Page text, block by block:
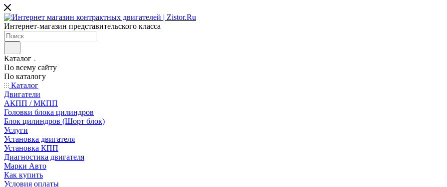
Интернет-магазин представительского класса
Каталог
По всему сайту
По каталогу
Каталог
Двигатели
АКПП / МКПП
Головки блока цилиндров
Блок цилиндров (Шорт блок)
Услуги
Установка двигателя
Установка КПП
Диагностика двигателя
Марки Авто
Как купить
Условия оплаты